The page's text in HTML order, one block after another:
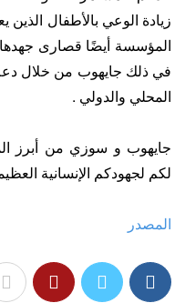
زيادة الوعي بالأطفال
المؤسسة أيضًا قصارى جهدها
في ذلك جايهوب من خلال
المحلي والدولي .
لكم لجهودكم الإنسانية
المصدر